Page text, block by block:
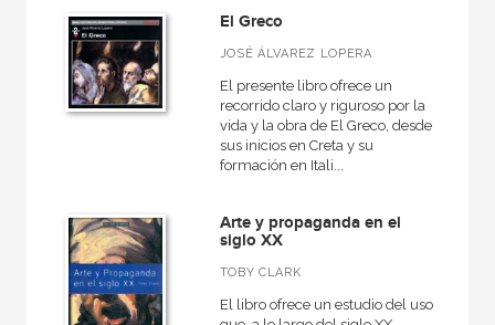
El Greco
JOSÉ ÁLVAREZ LOPERA
El presente libro ofrece un
recorrido claro y riguroso por la
vida y la obra de El Greco, desde
sus inicios en Creta y su
formación en Itali...
Arte y propaganda en el
siglo XX
TOBY CLARK
El libro ofrece un estudio del uso